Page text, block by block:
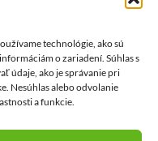
technológie, ako sú
o zariadení. Súhlas s
údaje, ako je správanie pri
Nesúhlas alebo odvolanie
a funkcie.
o
a